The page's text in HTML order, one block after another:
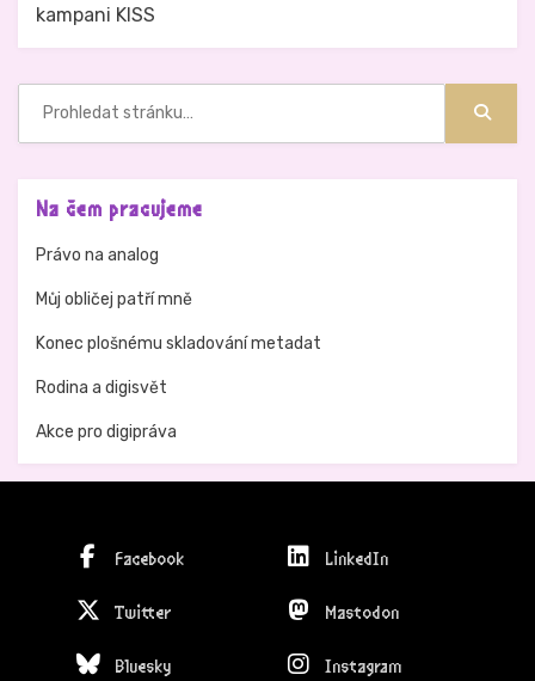
kampani KISS
Na čem pracujeme
Právo na analog
Můj obličej patří mně
Konec plošnému skladování metadat
Rodina a digisvět
Akce pro digipráva
Facebook LinkedIn
Twitter Mastodon
Bluesky Instagram